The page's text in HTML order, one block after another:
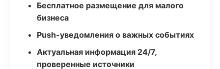
Бесплатное размещение для малого
бизнеса
Push-уведомления о важных событиях
Актуальная информация 24/7,
проверенные источники